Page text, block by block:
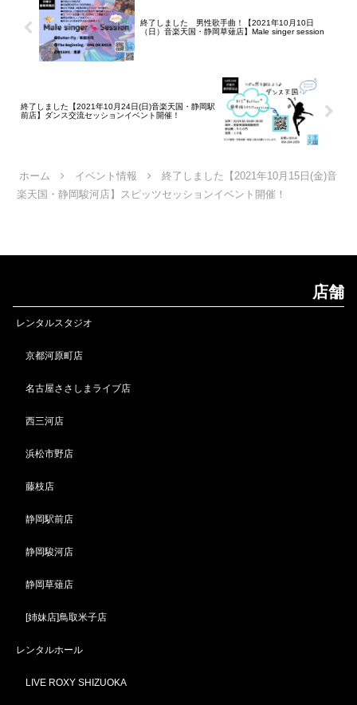
終了しました 男性歌手曲！【2021年10月10日
（日）音楽天国・静岡草薙店】Male singer session
終了しました【2021年10月24日(日)音楽天国・静岡駅
前店】ダンス交流セッションイベント開催！
ホーム イベント情報
終了しました【2021年10月15日(金)音
楽天国・静岡駿河店】スピッツセッションイベント開催！
店舗
レンタルスタジオ
京都河原町店
名古屋ささしまライブ店
西三河店
浜松市野店
藤枝店
静岡駅前店
静岡駿河店
静岡草薙店
[姉妹店]鳥取米子店
レンタルホール
LIVE ROXY SHIZUOKA